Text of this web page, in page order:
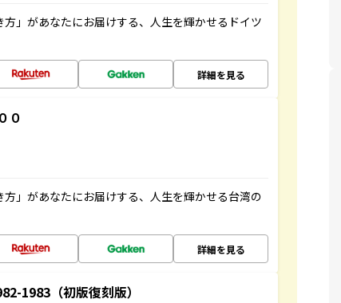
」があなたにお届けする、人生を輝かせるドイツ
詳細を見る
０
」があなたにお届けする、人生を輝かせる台湾の
詳細を見る
1983（初版復刻版）